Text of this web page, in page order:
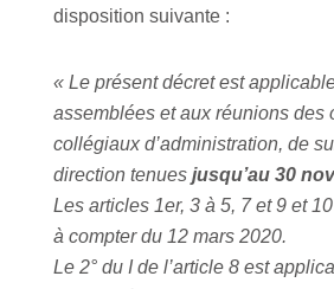
disposition suivante :
« Le présent décret est
assemblées et aux réunions des
collégiaux d’administration, de
direction tenues jusqu’au 30
Les articles 1er, 3 à 5, 7 et 9 et
à compter du 12 mars 2020.
Le 2° du I de l’article 8 est